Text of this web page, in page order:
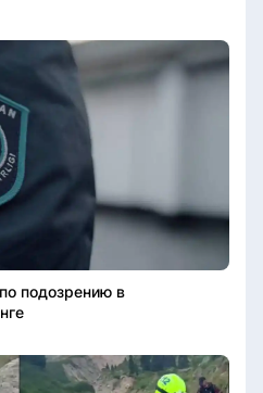
подозрению в